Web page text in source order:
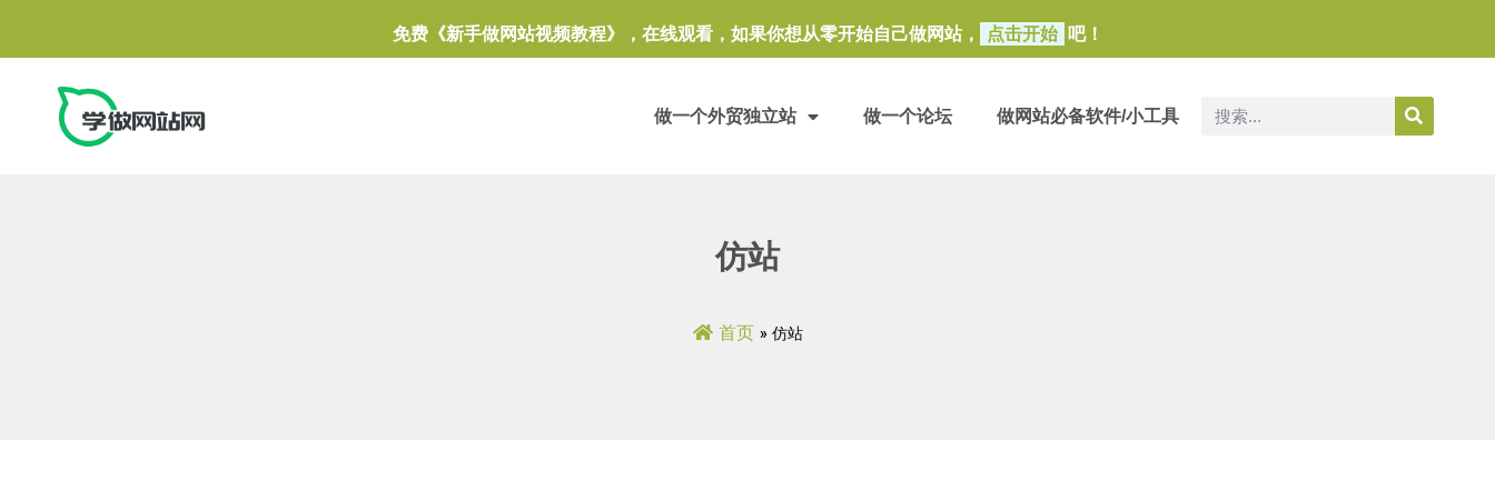
免费《新手做网站视频教程》，在线观看，如果你想从零开始自己做网站， 点击开始 吧！
做一个外贸独立站 做一个论坛 做网站必备软件/小工具
仿站
首页 » 仿站